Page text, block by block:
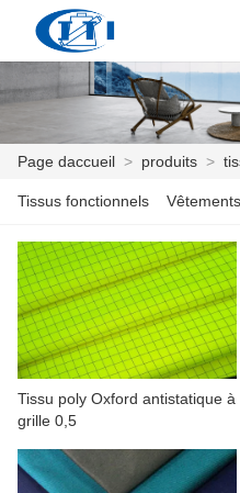
PAGE DACCUEIL
PRODUITS
PERSONNALISATION
À PROPOS DE NOUS
NOUVELLES
INDUSTRIE
العربية česky
Page daccueil > produits >
Tissus fonctionnels
Tissu poly Oxford antistatique à
grille 0,5